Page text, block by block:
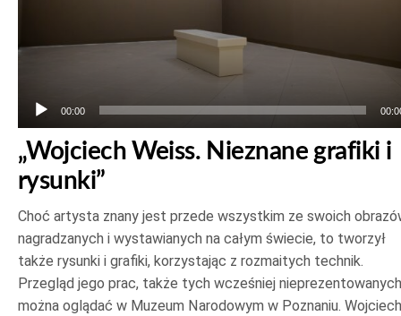
00:00
„Wojciech Weiss. Nieznane grafiki i
rysunki”
Choć artysta znany jest przede wszystkim ze swoich
nagradzanych i wystawianych na całym świecie, to tworzył
także rysunki i grafiki, korzystając z rozmaitych technik.
Przegląd jego prac, także tych wcześniej
można oglądać w Muzeum Narodowym w Poznaniu. Wojciech